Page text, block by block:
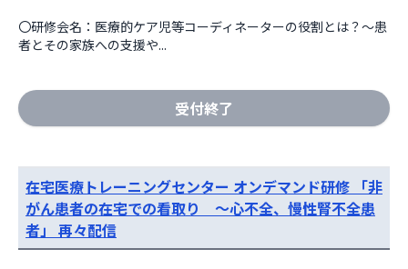
〇研修会名：医療的ケア児等コーディネーターの役割とは？～患
者とその家族への支援や...
受付終了
在宅医療トレーニングセンター オンデマンド研修 「非
がん患者の在宅での看取り ～心不全、慢性腎不全患
者」 再々配信